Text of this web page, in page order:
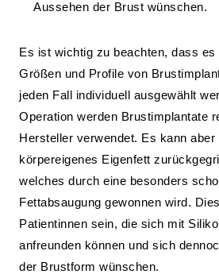
Aussehen der Brust wünschen.
Es ist wichtig zu beachten, dass
Größen und Profile von
jeden Fall individuell ausgewählt
Operation werden Brustimplantate
Hersteller verwendet. Es kann aber
körpereigenes Eigenfett
welches durch eine besonders
Fettabsaugung gewonnen wird.
Patientinnen sein, die sich mit
anfreunden können und sich
der Brustform wünschen.